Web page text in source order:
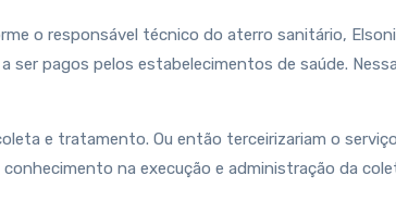
o responsável técnico do aterro sanitário,
pagos pelos estabelecimentos de saúde.
e tratamento. Ou então terceirizariam o
na execução e administração da